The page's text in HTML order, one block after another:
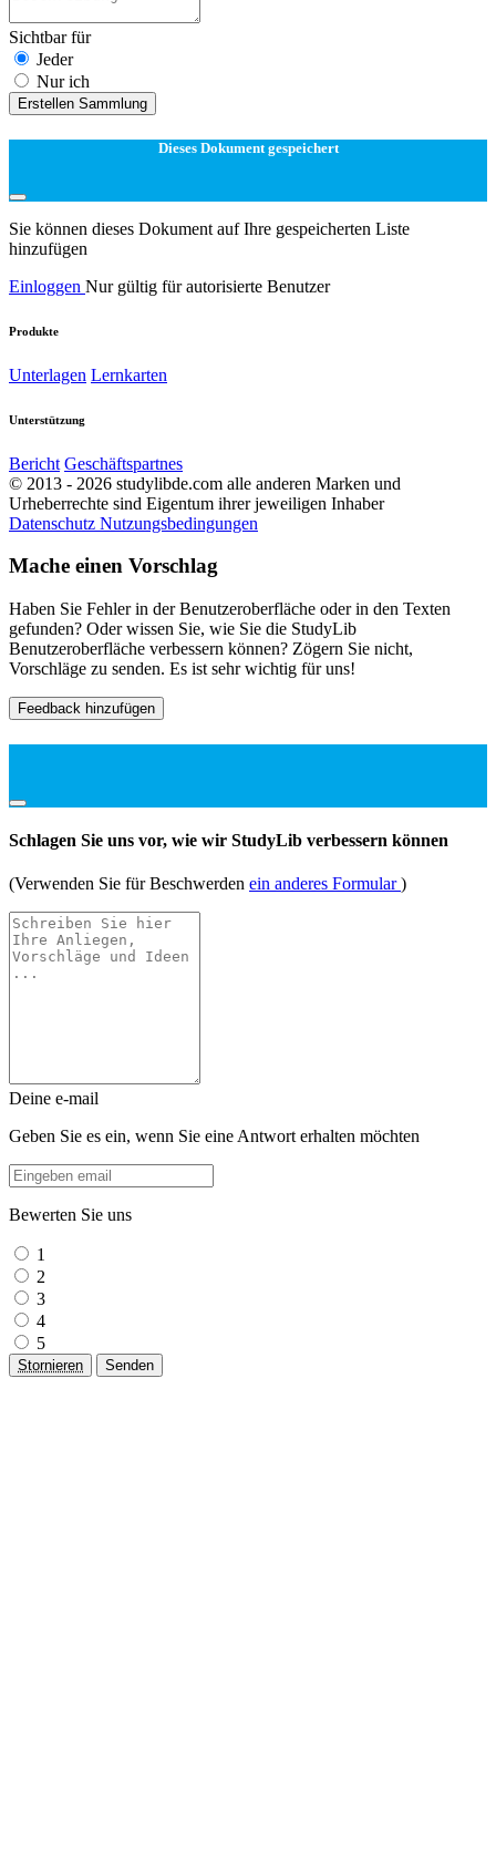
Sichtbar für
Jeder
Nur ich
Erstellen Sammlung
Dieses Dokument gespeichert
Sie können dieses Dokument auf Ihre gespeicherten Liste
hinzufügen
Einloggen Nur gültig für autorisierte Benutzer
Produkte
Unterlagen Lernkarten
Unterstützung
Bericht Geschäftspartnes
© 2013 - 2026 studylibde.com alle anderen Marken und
Urheberrechte sind Eigentum ihrer jeweiligen Inhaber
Datenschutz Nutzungsbedingungen
Mache einen Vorschlag
Haben Sie Fehler in der Benutzeroberfläche oder in den Texten
gefunden? Oder wissen Sie, wie Sie die StudyLib
Benutzeroberfläche verbessern können? Zögern Sie nicht,
Vorschläge zu senden. Es ist sehr wichtig für uns!
Feedback hinzufügen
Schlagen Sie uns vor, wie wir StudyLib verbessern können
(Verwenden Sie für Beschwerden ein anderes Formular)
Deine e-mail
Geben Sie es ein, wenn Sie eine Antwort erhalten möchten
Bewerten Sie uns
1
2
3
4
5
Stornieren Senden